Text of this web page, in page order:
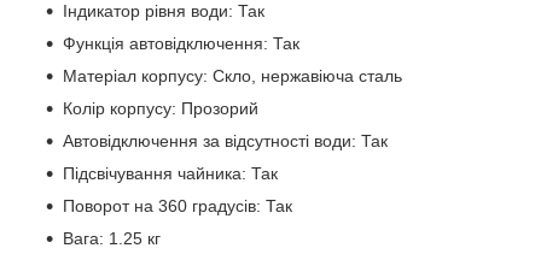
Індикатор рівня води: Так
Функція автовідключення: Так
Матеріал корпусу: Скло, нержавіюча сталь
Колір корпусу: Прозорий
Автовідключення за відсутності води: Так
Підсвічування чайника: Так
Поворот на 360 градусів: Так
Вага: 1.25 кг